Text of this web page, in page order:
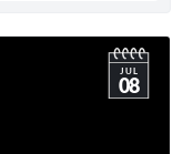
JUL
08